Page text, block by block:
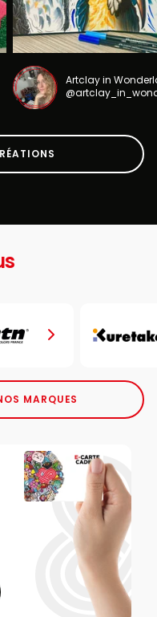
Artclay in
MARQUES